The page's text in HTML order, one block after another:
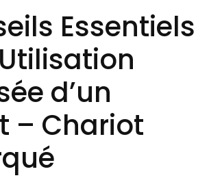
Essentiels
d’un
– Chariot